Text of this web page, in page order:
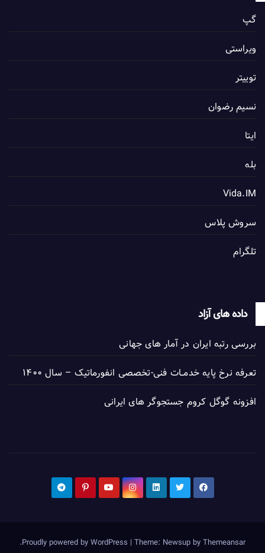
گپ
ویراستی
توییتر
نسیم رضوان
ایتا
بله
Vida.IM
سروش پلاس
تلگرام
داده های آزاد
بررسی رتبه ایران در آمار های جهانی
تعرفه نرخ پایه خدمــات فنی-تخصصی انفورماتیک – سال ۱۴۰۰
افزونه گوگل کروم جستجوگر های ایرانی
Proudly powered by WordPress | Theme: Newsup byThemeansar
.